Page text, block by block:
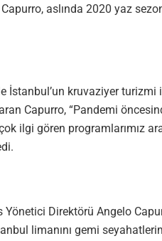
aslında 2020 yaz
İstanbul’un kruvaziyer
Capurro, “Pandemi
ilgi gören programlarımız
Direktörü Angelo
limanını gemi